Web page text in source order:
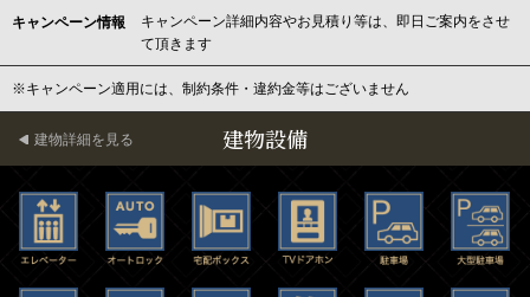
キャンペーン情報
キャンペーン詳細内容やお見積り等は、即日ご案内をさせ
て頂きます
※キャンペーン適用には、制約条件・違約金等はございません
建物設備
建物詳細を見る